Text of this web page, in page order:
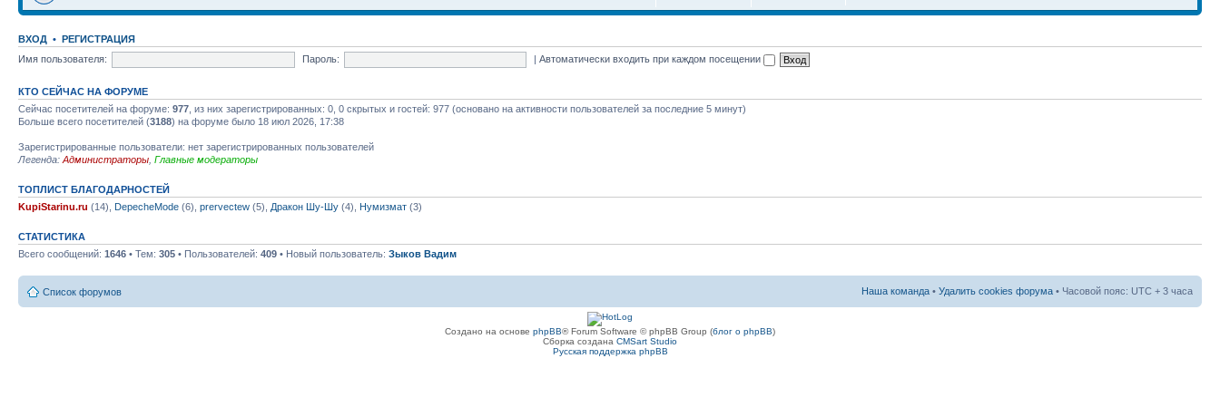
ВХОД • РЕГИСТРАЦИЯ
Имя пользователя:
Пароль: |Автоматически входить при каждом посещении
КТО СЕЙЧАС НА ФОРУМЕ
Сейчас посетителей на форуме: 977 , из них зарегистрированных: 0, 0 скрытых и гостей: 977 (основано на активности пользователей за последние 5 минут)
Больше всего посетителей (3188) на форуме было 18 июл 2026, 17:38
Зарегистрированные пользователи: нет зарегистрированных пользователей
Легенда: Администраторы Главные модераторы
ТОПЛИСТ БЛАГОДАРНОСТЕЙ
KupiStarinu.ru (14), DepecheMode (6), prervectew (5), Дракон Шу-Шу (4), Нумизмат (3)
СТАТИСТИКА
Всего сообщений: 1646 • Тем: 305 • Пользователей: 409 • Новый пользователь: Зыков Вадим
Список форумов Наша команда • Удалить cookies форума • Часовой пояс: UTC + 3 часа
Создано на основе phpBB® Forum Software © phpBB Group (блог о phpBB)
Сборка создана CMSart Studio
Русская поддержка phpBB